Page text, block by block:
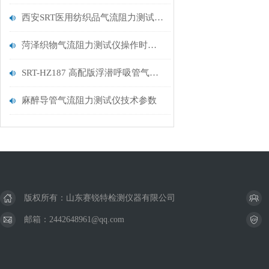
西安SRT医用纺织品气流阻力测试仪如何正确校正设置？
菏泽织物气流阻力测试仪操作时需要注意什么？
SRT-HZ187 高配版浮潜呼吸管气流阻力测试仪介绍 符合检测标准
麻醉导管气流阻力测试仪技术参数
版权所有：山东赛锐特检测仪器有限公司
邮箱：2442648961@qq.com